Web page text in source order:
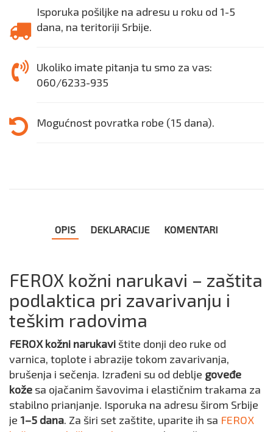
Isporuka pošiljke na adresu u roku od 1-5
dana, na teritoriji Srbije.
Ukoliko imate pitanja tu smo za vas:
060/6233-935
Mogućnost povratka robe (15 dana).
OPIS DEKLARACIJE KOMENTARI
FEROX kožni narukavi – zaštita
podlaktica pri zavarivanju i
teškim radovima
FEROX kožni narukavi štite donji deo ruke od
varnica, toplote i abrazije tokom zavarivanja,
brušenja i sečenja. Izrađeni su od deblje goveđe
kože sa ojačanim šavovima i elastičnim trakama za
stabilno prianjanje. Isporuka na adresu širom Srbije
je 1–5 dana. Za širi set zaštite, uparite ih sa FEROX